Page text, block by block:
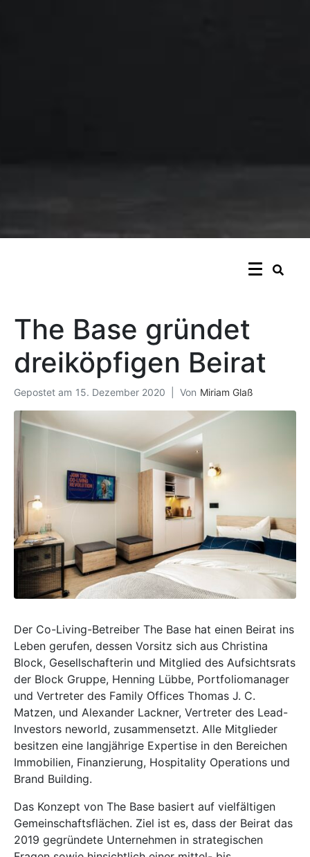
The Base gründet
dreiköpfigen Beirat
Gepostet am 15. Dezember 2020 Von Miriam Glaß
Der Co-Living-Betreiber The Base hat einen Beirat ins
Leben gerufen, dessen Vorsitz sich aus Christina
Block, Gesellschafterin und Mitglied des Aufsichtsrats
der Block Gruppe, Henning Lübbe, Portfoliomanager
und Vertreter des Family Offices Thomas J. C.
Matzen, und Alexander Lackner, Vertreter des Lead-
Investors neworld, zusammensetzt. Alle Mitglieder
besitzen eine langjährige Expertise in den Bereichen
Immobilien, Finanzierung, Hospitality Operations und
Brand Building.
Das Konzept von The Base basiert auf vielfältigen
Gemeinschaftsflächen. Ziel ist es, dass der Beirat das
2019 gegründete Unternehmen in strategischen